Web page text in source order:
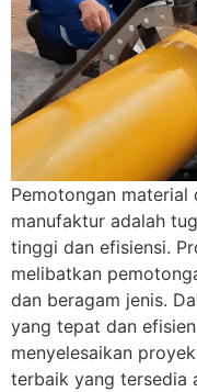
Pemotongan
manufaktur adalah
tinggi dan efisiensi.
melibatkan
dan beragam jenis.
yang tepat dan
menyelesaikan
terbaik yang tersedia